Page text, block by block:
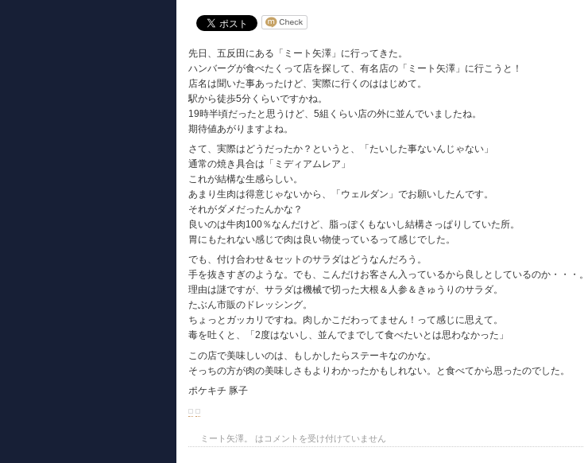
先日、五反田にある「ミート矢澤」に行ってきた。
ハンバーグが食べたくって店を探して、有名店の「ミート矢澤」に行こうと！
店名は聞いた事あったけど、実際に行くのははじめて。
駅から徒歩5分くらいですかね。
19時半頃だったと思うけど、5組くらい店の外に並んでいましたね。
期待値あがりますよね。
さて、実際はどうだったか？というと、「たいした事ないんじゃない」
通常の焼き具合は「ミディアムレア」
これが結構な生感らしい。
あまり生肉は得意じゃないから、「ウェルダン」でお願いしたんです。
それがダメだったんかな？
良いのは牛肉100％なんだけど、脂っぽくもないし結構さっぱりしていた所。
胃にもたれない感じで肉は良い物使っているって感じでした。
でも、付け合わせ＆セットのサラダはどうなんだろう。
手を抜きすぎのような。でも、こんだけお客さん入っているから良しとしているのか・・・。
理由は謎ですが、サラダは機械で切った大根＆人参＆きゅうりのサラダ。
たぶん市販のドレッシング。
ちょっとガッカリですね。肉しかこだわってません！って感じに思えて。
毒を吐くと、「2度はないし、並んでまでして食べたいとは思わなかった」
この店で美味しいのは、もしかしたらステーキなのかな。
そっちの方が肉の美味しさもよりわかったかもしれない。と食べてから思ったのでした。
ポケキチ 豚子
ミート矢澤。 は コメントを受け付けていません